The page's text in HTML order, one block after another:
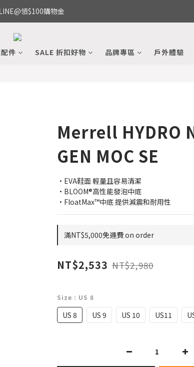
領$100購物金
件 SALE 折扣好物 品牌專區 戶外體驗
Merrell HYDRO
GEN MOC SE
•EVA鞋面 輕量且容易清潔
•BLOOM®高性能發泡中底
•FloatMax™中底 提供減震和耐用性
滿NT$5,000免運費 on order
NT$2,533 NT$2,980
Size : US 8
US 8 US 9 US 10 US11